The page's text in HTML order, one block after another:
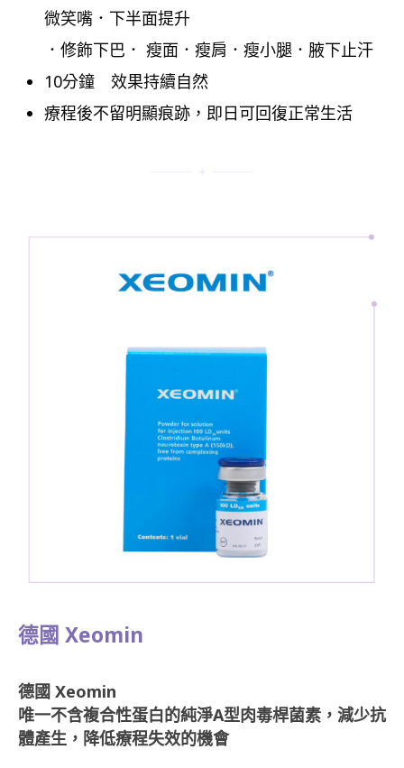
微笑嘴．下半面提升
．修飾下巴． 瘦面．瘦肩．瘦小腿．腋下止汗
10分鐘 效果持續自然
療程後不留明顯痕跡，即日可回復正常生活
德國 Xeomin
德國 Xeomin
唯一不含複合性蛋白的純淨A型肉毒桿菌素，減少抗
體產生，降低療程失效的機會